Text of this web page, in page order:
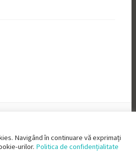
Navigând în continuare vă exprimați
urilor. Politica de confidențialitate